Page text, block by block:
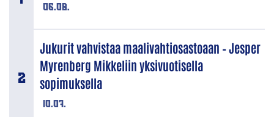
06.08.
10.07.
Jukurit vahvistaa maalivahtiosastoaan – Jesper
Myrenberg Mikkeliin yksivuotisella
sopimuksella